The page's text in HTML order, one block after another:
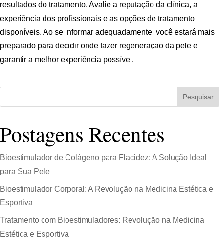
resultados do tratamento. Avalie a reputação da clínica, a
experiência dos profissionais e as opções de tratamento
disponíveis. Ao se informar adequadamente, você estará mais
preparado para decidir onde fazer regeneração da pele e
garantir a melhor experiência possível.
Pesquisar
Postagens Recentes
Bioestimulador de Colágeno para Flacidez: A Solução Ideal
para Sua Pele
Bioestimulador Corporal: A Revolução na Medicina Estética e
Esportiva
Tratamento com Bioestimuladores: Revolução na Medicina
Estética e Esportiva